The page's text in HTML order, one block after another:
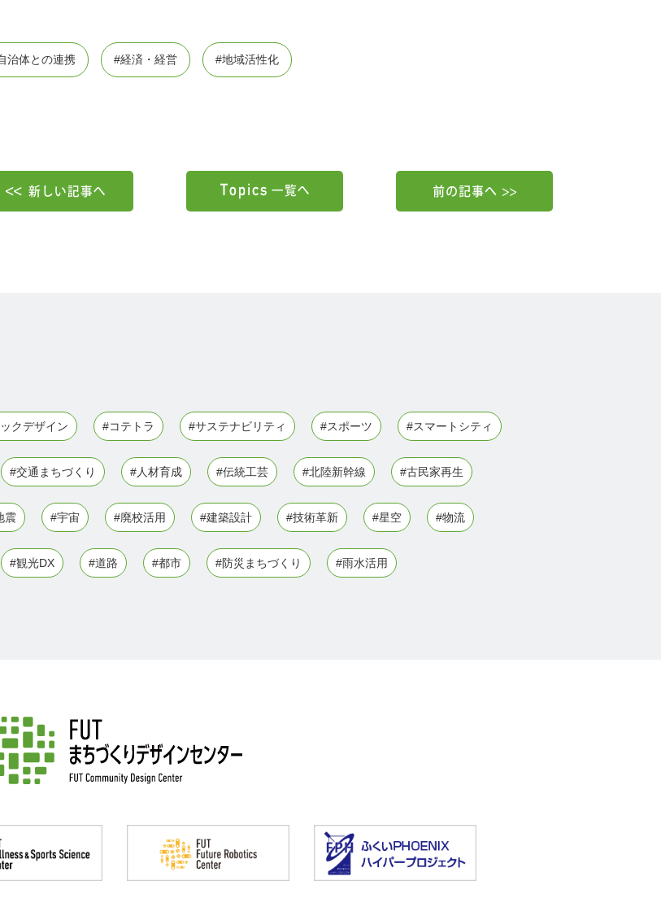
治体との連携 #経済・経営 #地域活性化
クデザイン #コテトラ #サステナビリティ #スポーツ #スマートシティ
#交通まちづくり #人材育成 #伝統工芸 #北陸新幹線 #古民家再生
震 #宇宙 #廃校活用 #建築設計 #技術革新 #星空 #物流
#観光DX #道路 #都市 #防災まちづくり #雨水活用